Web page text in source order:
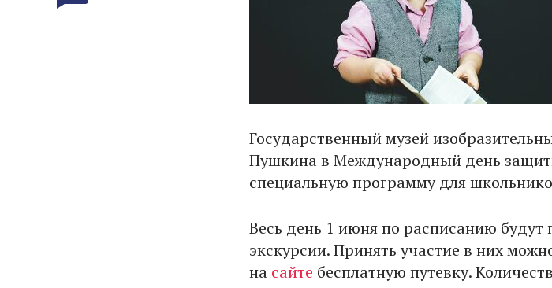
Государственный музей
Пушкина в Международный день
специальную программу для
Весь день 1 июня по расписанию будут
экскурсии. Принять участие в них
на сайте бесплатную путевку.